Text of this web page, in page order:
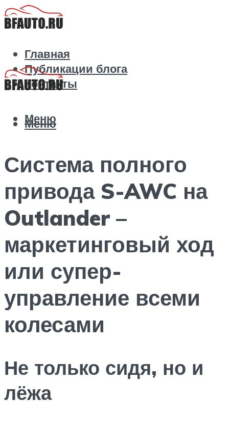
Главная
Публикации блога
Контакты
Меню
Меню
Система полного
привода S-AWC на
Outlander –
маркетинговый ход
или супер-
управление всеми
колесами
Не только сидя, но и
лёжа